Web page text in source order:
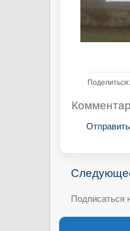
Поделиться:
Подписаться